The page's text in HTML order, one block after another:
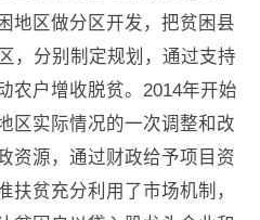
地区做分区开发，把贫困县
，分别制定规划，通过支持
农户增收脱贫。2014年开始
区实际情况的一次调整和改
资源，通过财政给予项目资
扶贫充分利用了市场机制，